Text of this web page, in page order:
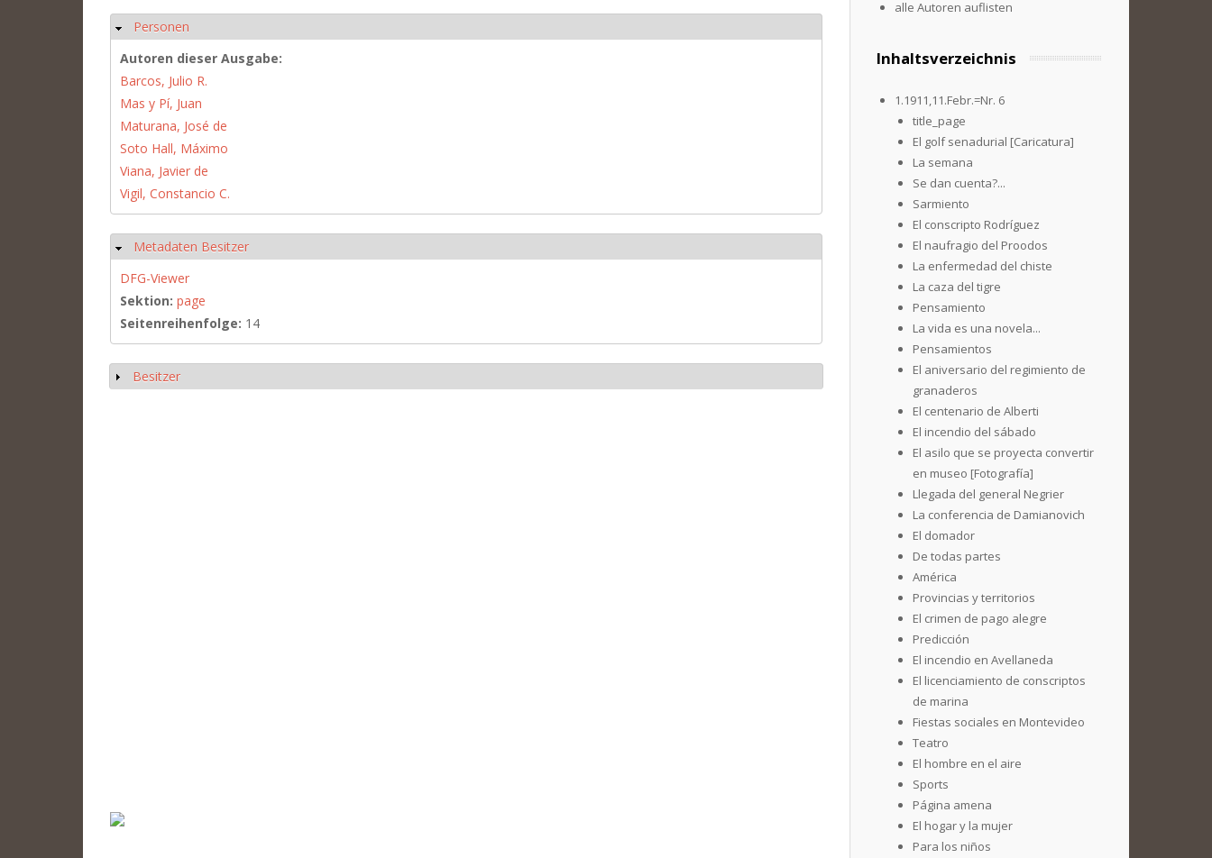
Hide
Personen
Autoren dieser Ausgabe:
Barcos, Julio R.
Mas y Pí, Juan
Maturana, José de
Soto Hall, Máximo
Viana, Javier de
Vigil, Constancio C.
Hide
Metadaten Besitzer
DFG-Viewer
Sektion: page
Seitenreihenfolge: 14
Show
Besitzer
alle Autoren auflisten
Inhaltsverzeichnis
1.1911,11.Febr.=Nr. 6
title_page
El golf senadurial [Caricatura]
La semana
Se dan cuenta?...
Sarmiento
El conscripto Rodríguez
El naufragio del Proodos
La enfermedad del chiste
La caza del tigre
Pensamiento
La vida es una novela...
Pensamientos
El aniversario del regimiento de
granaderos
El centenario de Alberti
El incendio del sábado
El asilo que se proyecta convertir
en museo [Fotografía]
Llegada del general Negrier
La conferencia de Damianovich
El domador
De todas partes
América
Provincias y territorios
El crimen de pago alegre
Predicción
El incendio en Avellaneda
El licenciamiento de conscriptos
de marina
Fiestas sociales en Montevideo
Teatro
El hombre en el aire
Sports
Página amena
El hogar y la mujer
Para los niños